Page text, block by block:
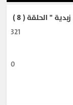
" الحلقة ( 8 )
321
0